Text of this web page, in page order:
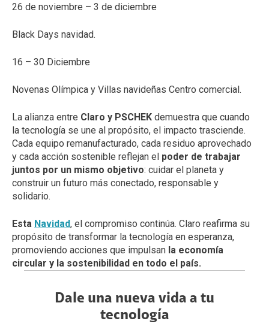
26 de noviembre – 3 de diciembre
Black Days navidad.
16 – 30 Diciembre
Novenas Olímpica y Villas navideñas Centro comercial.
La alianza entre Claro y PSCHEK demuestra que cuando
la tecnología se une al propósito, el impacto trasciende.
Cada equipo remanufacturado, cada residuo aprovechado
y cada acción sostenible reflejan el poder de trabajar
juntos por un mismo objetivo: cuidar el planeta y
construir un futuro más conectado, responsable y
solidario.
Esta Navidad, el compromiso continúa. Claro reafirma su
propósito de transformar la tecnología en esperanza,
promoviendo acciones que impulsan la economía
circular y la sostenibilidad en todo el país.
Dale una nueva vida a tu
tecnología